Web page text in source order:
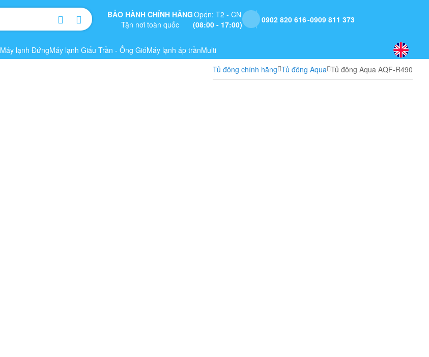
BẢO HÀNH CHÍNH HÃNG
Tận nơi toàn quốc
Open: T2 - CN
(08:00 - 17:00)
0902 820 616 0909 811 373
Máy lạnh ĐứngMáy lạnh Giấu Trần - Ống GióMáy lạnh áp trầnMulti
Tủ đông chính hãng Tủ đông Aqua Tủ đông Aqua AQF-R490